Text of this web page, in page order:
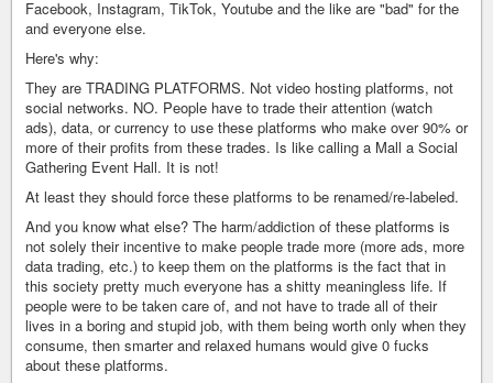
Facebook, Instagram, TikTok, Youtube and the like are "bad" for the
and everyone else.
Here's why:
They are TRADING PLATFORMS. Not video hosting platforms, not
social networks. NO. People have to trade their attention (watch
ads), data, or currency to use these platforms who make over 90% or
more of their profits from these trades. Is like calling a Mall a Social
Gathering Event Hall. It is not!
At least they should force these platforms to be renamed/re-labeled.
And you know what else? The harm/addiction of these platforms is
not solely their incentive to make people trade more (more ads, more
data trading, etc.) to keep them on the platforms is the fact that in
this society pretty much everyone has a shitty meaningless life. If
people were to be taken care of, and not have to trade all of their
lives in a boring and stupid job, with them being worth only when they
consume, then smarter and relaxed humans would give 0 fucks
about these platforms.